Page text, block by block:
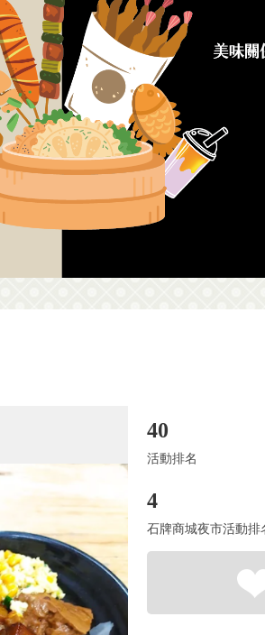
40
活動排名
4
石牌商城夜市活動排